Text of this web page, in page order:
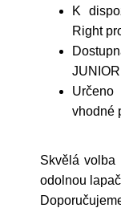
K
Right
vhodné
Skvělá volba
odolnou